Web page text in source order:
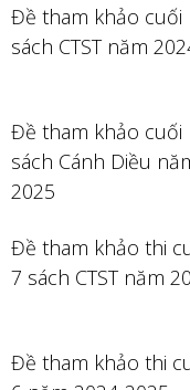
Đề tham khảo cuối
sách CTST năm
Đề tham khảo cuối
sách Cánh Diều
2025
Đề tham khảo thi
7 sách CTST năm
Đề tham khảo thi